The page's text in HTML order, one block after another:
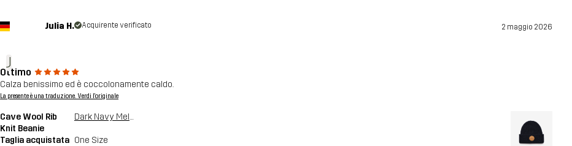
J
Julia H. Acquirente verificato 2 maggio 2026
Ottimo
Calza benissimo ed è coccolonamente caldo.
La presente è una traduzione. Verdi l'originale
Cave Wool Rib
Knit Beanie
Dark Navy Melange
Taglia acquistata One Size